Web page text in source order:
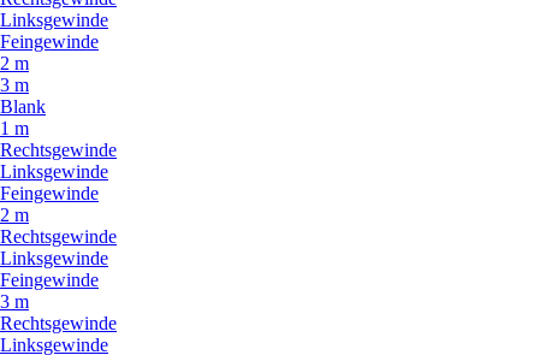
Linksgewinde
Feingewinde
2 m
3 m
Blank
1 m
Rechtsgewinde
Linksgewinde
Feingewinde
2 m
Rechtsgewinde
Linksgewinde
Feingewinde
3 m
Rechtsgewinde
Linksgewinde